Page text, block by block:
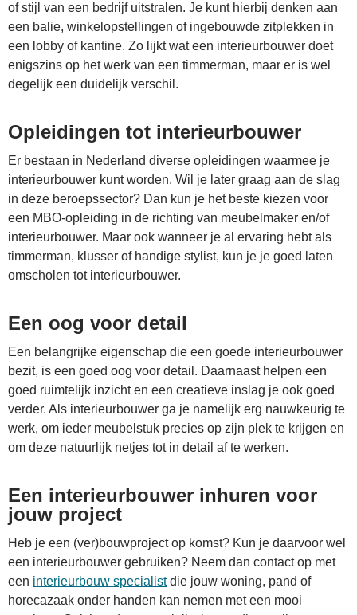
of stijl van een bedrijf uitstralen. Je kunt hierbij denken aan
een balie, winkelopstellingen of ingebouwde zitplekken in
een lobby of kantine. Zo lijkt wat een interieurbouwer doet
enigszins op het werk van een timmerman, maar er is wel
degelijk een duidelijk verschil.
Opleidingen tot interieurbouwer
Er bestaan in Nederland diverse opleidingen waarmee je
interieurbouwer kunt worden. Wil je later graag aan de slag
in deze beroepssector? Dan kun je het beste kiezen voor
een MBO-opleiding in de richting van meubelmaker en/of
interieurbouwer. Maar ook wanneer je al ervaring hebt als
timmerman, klusser of handige stylist, kun je je goed laten
omscholen tot interieurbouwer.
Een oog voor detail
Een belangrijke eigenschap die een goede interieurbouwer
bezit, is een goed oog voor detail. Daarnaast helpen een
goed ruimtelijk inzicht en een creatieve inslag je ook goed
verder. Als interieurbouwer ga je namelijk erg nauwkeurig te
werk, om ieder meubelstuk precies op zijn plek te krijgen en
om deze natuurlijk netjes tot in detail af te werken.
Een interieurbouwer inhuren voor
jouw project
Heb je een (ver)bouwproject op komst? Kun je daarvoor wel
een interieurbouwer gebruiken? Neem dan contact op met
een interieurbouw specialistdie jouw woning, pand of
horecazaak onder handen kan nemen met een mooi